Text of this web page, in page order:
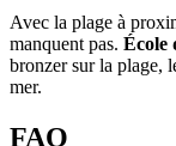
Avec la plage à
manquent pas. École
bronzer sur la plage,
mer.
FAQ